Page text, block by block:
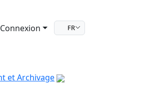
Connexion FR
et Archivage